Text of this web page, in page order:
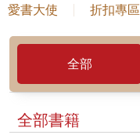
愛書大使 折扣專區
全部
全部書籍